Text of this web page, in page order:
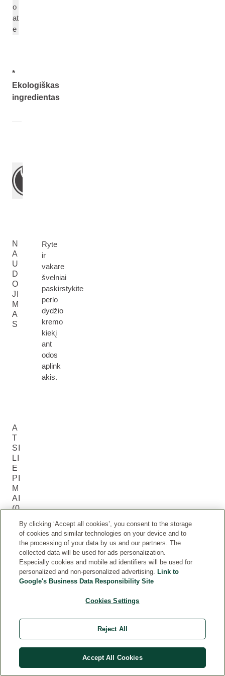
o
at
e
*
Ekologiškas
ingredientas
N
A
U
D
O
JI
M
A
S
Ryte
ir
vakare
švelniai
paskirstykite
perlo
dydžio
kremo
kiekį
ant
odos
aplink
akis.
A
T
SI
LI
E
PI
M
AI
(0
Rašyti
KLIENTŲ APTARNAVIMAS
By clicking ‘Accept all cookies’, you consent to the storage
of cookies and similar technologies on your device and to
the processing of your data by us and our partners. The
collected data will be used for ads personalization.
Especially cookies and mobile ad identifiers will be used for
personalized and non-personalized advertising. Link to
Google's Business Data Responsibility Site
Cookies Settings
Reject All
Accept All Cookies